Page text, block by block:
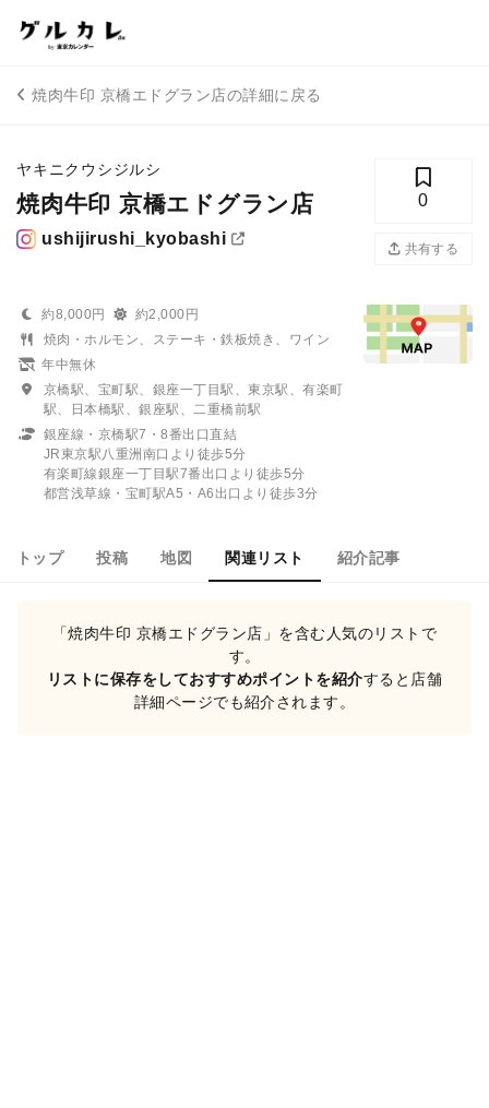
焼肉牛印 京橋エドグラン店の詳細に戻る
ヤキニクウシジルシ
焼肉牛印 京橋エドグラン店
ushijirushi_kyobashi
0
共有する
約8,000円
約2,000円
焼肉・ホルモン、ステーキ・鉄板焼き、ワイン
年中無休
京橋駅、宝町駅、銀座一丁目駅、東京駅、有楽町
駅、日本橋駅、銀座駅、二重橋前駅
銀座線・京橋駅7・8番出口直結
JR東京駅八重洲南口より徒歩5分
有楽町線銀座一丁目駅7番出口より徒歩5分
都営浅草線・宝町駅A5・A6出口より徒歩3分
トップ 投稿 地図 関連リスト 紹介記事
「焼肉牛印 京橋エドグラン店」を含む人気のリストで
す。
リストに保存をしておすすめポイントを紹介すると店舗
詳細ページでも紹介されます。